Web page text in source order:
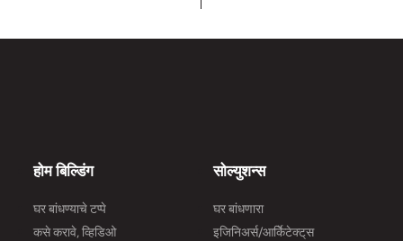
होम बिल्डिंग
घर बांधण्याचे टप्पे
कसे करावे, व्हिडिओ
सोल्युशन्स
घर बांधणारा
इजिनिअर्स/आर्किेटेक्ट्‌स